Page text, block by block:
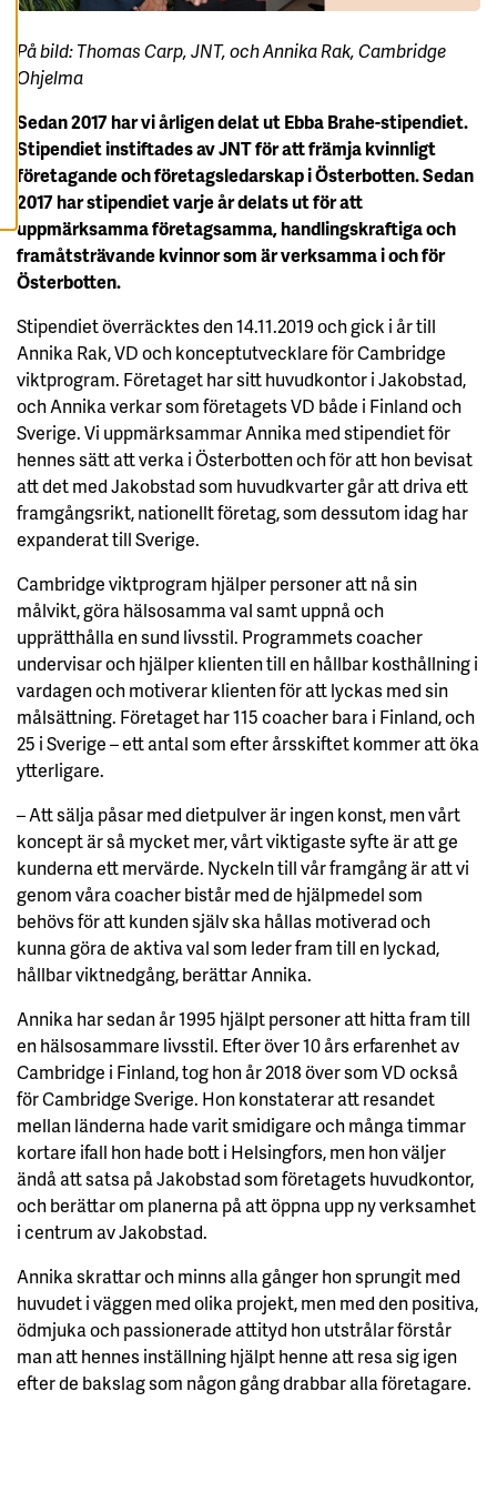
A
L
L
A
C
O
K
I
E
S
På bild: Thomas Carp, JNT, och Annika Rak, Cambridge
Ohjelma
Sedan 2017 har vi årligen delat ut Ebba Brahe-stipendiet.
Stipendiet instiftades av JNT för att främja kvinnligt
företagande och företagsledarskap i Österbotten. Sedan
2017 har stipendiet varje år delats ut för att
uppmärksamma företagsamma, handlingskraftiga och
framåtsträvande kvinnor som är verksamma i och för
Österbotten.
Stipendiet överräcktes den 14.11.2019 och gick i år till
Annika Rak, VD och konceptutvecklare för Cambridge
viktprogram. Företaget har sitt huvudkontor i Jakobstad,
och Annika verkar som företagets VD både i Finland och
Sverige. Vi uppmärksammar Annika med stipendiet för
hennes sätt att verka i Österbotten och för att hon bevisat
att det med Jakobstad som huvudkvarter går att driva ett
framgångsrikt, nationellt företag, som dessutom idag har
expanderat till Sverige.
Cambridge viktprogram hjälper personer att nå sin
målvikt, göra hälsosamma val samt uppnå och
upprätthålla en sund livsstil. Programmets coacher
undervisar och hjälper klienten till en hållbar kosthållning i
vardagen och motiverar klienten för att lyckas med sin
målsättning. Företaget har 115 coacher bara i Finland, och
25 i Sverige – ett antal som efter årsskiftet kommer att öka
ytterligare.
– Att sälja påsar med dietpulver är ingen konst, men vårt
koncept är så mycket mer, vårt viktigaste syfte är att ge
kunderna ett mervärde. Nyckeln till vår framgång är att vi
genom våra coacher bistår med de hjälpmedel som
behövs för att kunden själv ska hållas motiverad och
kunna göra de aktiva val som leder fram till en lyckad,
hållbar viktnedgång, berättar Annika.
Annika har sedan år 1995 hjälpt personer att hitta fram till
en hälsosammare livsstil. Efter över 10 års erfarenhet av
Cambridge i Finland, tog hon år 2018 över som VD också
för Cambridge Sverige. Hon konstaterar att resandet
mellan länderna hade varit smidigare och många timmar
kortare ifall hon hade bott i Helsingfors, men hon väljer
ändå att satsa på Jakobstad som företagets huvudkontor,
och berättar om planerna på att öppna upp ny verksamhet
i centrum av Jakobstad.
Annika skrattar och minns alla gånger hon sprungit med
huvudet i väggen med olika projekt, men med den positiva,
ödmjuka och passionerade attityd hon utstrålar förstår
man att hennes inställning hjälpt henne att resa sig igen
efter de bakslag som någon gång drabbar alla företagare.